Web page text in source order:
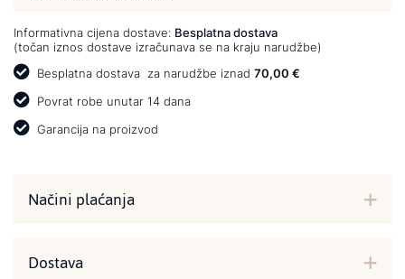
Informativna cijena dostave: Besplatna dostava
(točan iznos dostave izračunava se na kraju narudžbe)
Besplatna dostava za narudžbe iznad 70,00 €
Povrat robe unutar 14 dana
Garancija na proizvod
Načini plaćanja
Dostava